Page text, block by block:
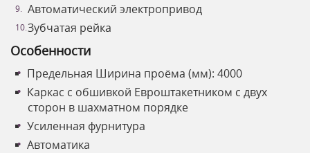
Автоматический электропривод
Зубчатая рейка
Особенности
Предельная Ширина проёма (мм): 4000
Каркас с обшивкой Евроштакетником с двух
сторон в шахматном порядке
Усиленная фурнитура
Автоматика